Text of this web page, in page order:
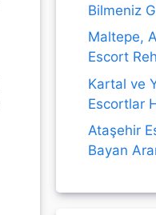
Bilmeniz
Maltepe,
Escort
Kartal ve
Escortlar
Ataşehir
Bayan